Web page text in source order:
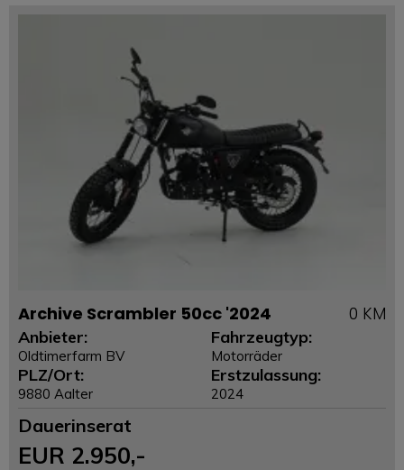
Archive Scrambler 50cc '2024 0 KM
Anbieter:
Oldtimerfarm BV
PLZ/Ort:
9880 Aalter
Fahrzeugtyp:
Motorräder
Erstzulassung:
2024
Dauerinserat
EUR 2.950,-